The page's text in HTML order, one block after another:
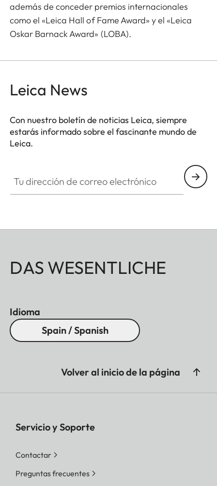
además de conceder premios internacionales
como el «Leica Hall of Fame Award» y el «Leica
Oskar Barnack Award» (LOBA).
Leica News
Con nuestro boletín de noticias Leica, siempre
estarás informado sobre el fascinante mundo de
Leica.
DAS WESENTLICHE
Idioma
Spain / Spanish
Volver al inicio de la página
Servicio y Soporte
Contactar
Preguntas frecuentes